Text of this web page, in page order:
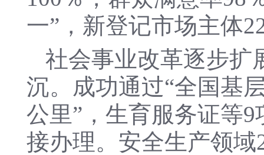
一”，新登记市场主体
社会事业改革逐步扩
沉。成功通过“全国基
公里”，生育服务证等
接办理。安全生产领域